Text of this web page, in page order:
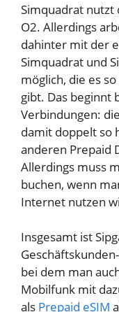
Simquadrat nutzt
O2. Allerdings
dahinter mit der
Simquadrat und
möglich, die es
gibt. Das beginnt
Verbindungen:
damit doppelt so
anderen Prepaid
Allerdings muss
buchen, wenn
Internet nutzen
Insgesamt ist
bei dem man
Mobilfunk mit
als Prepaid eSIM